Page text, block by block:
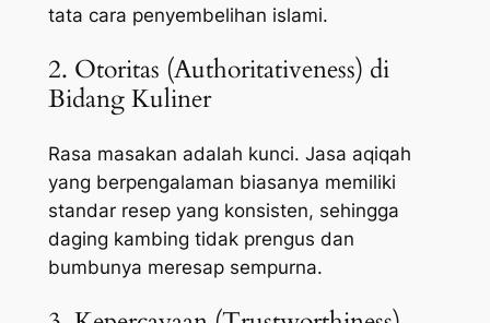
tata cara penyembelihan islami.
2. Otoritas (Authoritativeness) di
Bidang Kuliner
Rasa masakan adalah kunci. Jasa aqiqah
yang berpengalaman biasanya memiliki
standar resep yang konsisten, sehingga
daging kambing tidak prengus dan
bumbunya meresap sempurna.